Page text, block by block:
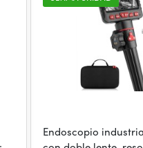
Endoscopio